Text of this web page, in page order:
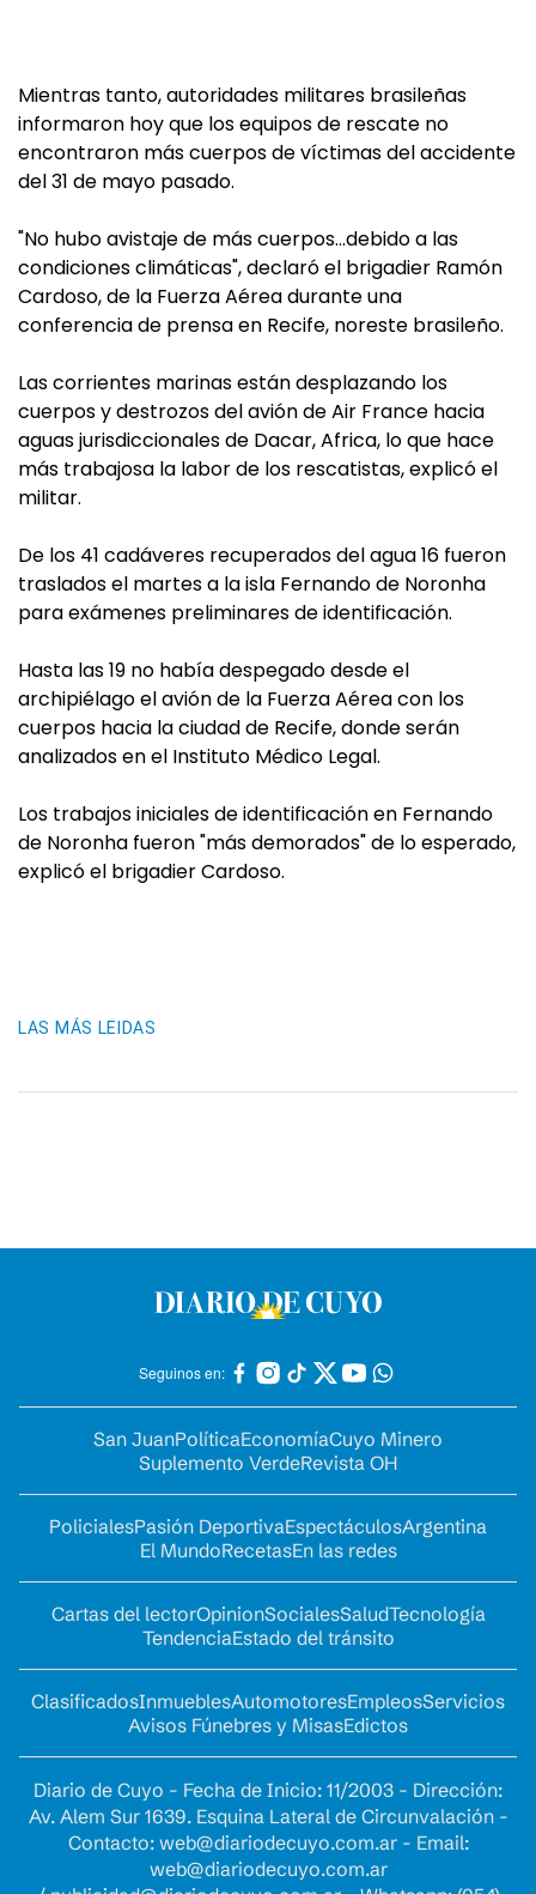
Mientras tanto, autoridades militares brasileñas
informaron hoy que los equipos de rescate no
encontraron más cuerpos de víctimas del accidente
del 31 de mayo pasado.
"No hubo avistaje de más cuerpos…debido a las
condiciones climáticas", declaró el brigadier Ramón
Cardoso, de la Fuerza Aérea durante una
conferencia de prensa en Recife, noreste brasileño.
Las corrientes marinas están desplazando los
cuerpos y destrozos del avión de Air France hacia
aguas jurisdiccionales de Dacar, Africa, lo que hace
más trabajosa la labor de los rescatistas, explicó el
militar.
De los 41 cadáveres recuperados del agua 16 fueron
traslados el martes a la isla Fernando de Noronha
para exámenes preliminares de identificación.
Hasta las 19 no había despegado desde el
archipiélago el avión de la Fuerza Aérea con los
cuerpos hacia la ciudad de Recife, donde serán
analizados en el Instituto Médico Legal.
Los trabajos iniciales de identificación en Fernando
de Noronha fueron "más demorados" de lo esperado,
explicó el brigadier Cardoso.
LAS MÁS LEIDAS
Seguinos en:
San JuanPolíticaEconomíaCuyo Minero
Suplemento VerdeRevista OH
PolicialesPasión DeportivaEspectáculosArgentina
El MundoRecetasEn las redes
Cartas del lectorOpinionSocialesSaludTecnología
TendenciaEstado del tránsito
ClasificadosInmueblesAutomotoresEmpleosServicios
Avisos Fúnebres y MisasEdictos
Diario de Cuyo - Fecha de Inicio: 11/2003 - Dirección:
Av. Alem Sur 1639. Esquina Lateral de Circunvalación -
Contacto: web@diariodecuyo.com.ar- Email:
web@diariodecuyo.com.ar